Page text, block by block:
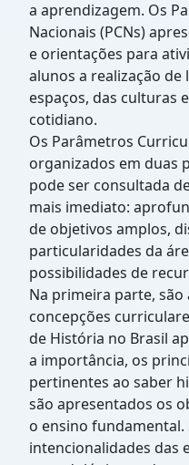
a aprendizagem. Os
Nacionais (PCNs)
e orientações para
alunos a realização
espaços, das culturas
cotidiano.
Os Parâmetros
organizados em duas
pode ser consultada
mais imediato:
de objetivos amplos,
particularidades da
possibilidades de
Na primeira parte,
concepções
de História no Brasil
a importância, os
pertinentes ao saber
são apresentados os
o ensino fundamental.
intencionalidades das